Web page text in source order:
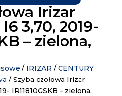
Irizar
3,70, 2019-
– zielona,
/ IRIZAR / CENTURY
/ Szyba czołowa Irizar
IR11810GSKB – zielona,